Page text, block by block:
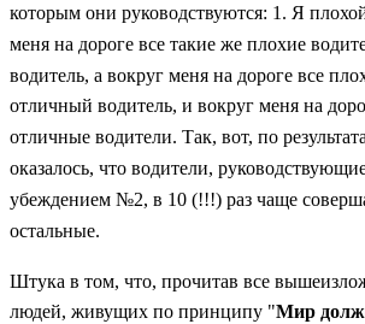
которым они руководствуются: 1. Я
меня на дороге все такие же плохие
водитель, а вокруг меня на дороге все
отличный водитель, и вокруг меня на
отличные водители. Так, вот, по
оказалось, что водители,
убеждением №2, в 10 (!!!) раз чаще
остальные.
Штука в том, что, прочитав все
людей, живущих по принципу "Мир